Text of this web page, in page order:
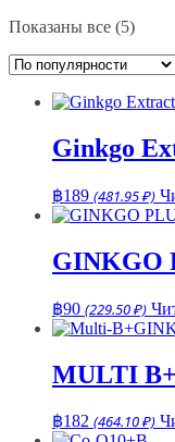
Показаны все (5)
Ginkgo
฿189 (481.95 ₽)
GINKGO
฿90 (229.50 ₽)
MULTI
฿182 (464.10 ₽)